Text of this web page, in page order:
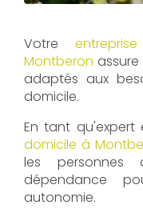
Votre
Montberon
adaptés aux
domicile.
En tant qu'expert
domicile à
les
dépendance
autonomie.